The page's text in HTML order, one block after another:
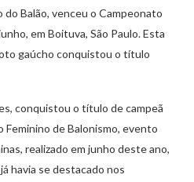
do Balão, venceu o Campeonato
em Boituva, São Paulo. Esta
gaúcho conquistou o título
conquistou o título de campeã
Feminino de Balonismo, evento
realizado em junho deste ano,
havia se destacado nos